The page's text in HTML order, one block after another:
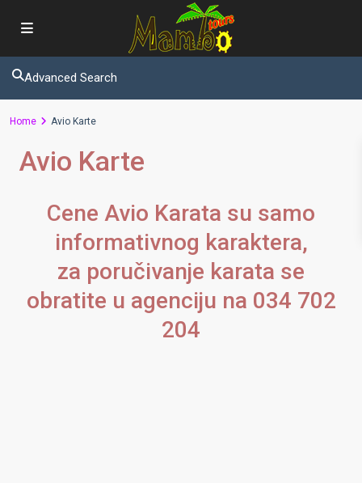
Advanced Search
Home Avio Karte
Avio Karte
Cene Avio Karata su samo
informativnog karaktera,
za poručivanje karata se
obratite u agenciju na 034 702
204